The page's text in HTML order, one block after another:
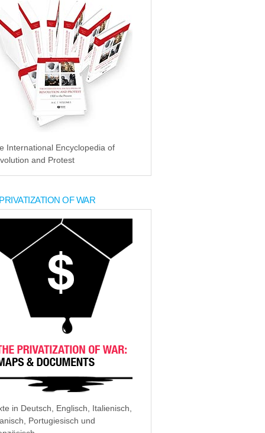
International Encyclopedia of
and Protest
OF WAR
in Deutsch, Englisch, Italienisch,
Portugiesisch und